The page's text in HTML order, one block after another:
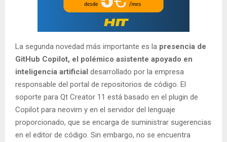
La segunda novedad más importante es la presencia de
GitHub Copilot, el polémico asistente apoyado en
inteligencia artificial desarrollado por la empresa
responsable del portal de repositorios de código. El
soporte para Qt Creator 11 está basado en el plugin de
Copilot para neovim y en el servidor del lenguaje
proporcionado, que se encarga de suministrar sugerencias
en el editor de código. Sin embargo, no se encuentra